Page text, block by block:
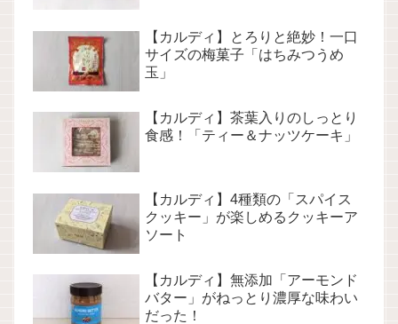
【カルディ】とろりと絶妙！一口
サイズの梅菓子「はちみつうめ
玉」
【カルディ】茶葉入りのしっとり
食感！「ティー＆ナッツケーキ」
【カルディ】4種類の「スパイス
クッキー」が楽しめるクッキーア
ソート
【カルディ】無添加「アーモンド
バター」がねっとり濃厚な味わい
だった！